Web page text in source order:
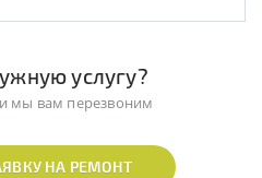
услугу?
и мы вам перезвоним
НА РЕМОНТ